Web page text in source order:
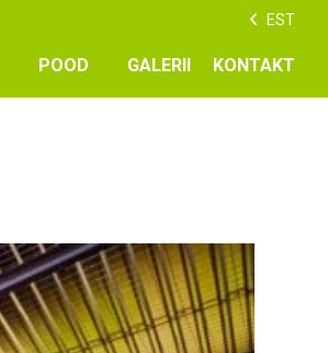
EST
POOD GALERII KONTAKT